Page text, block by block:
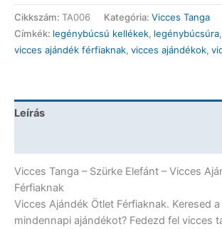
-
Szürke
Elefánt
-
Ötlet
Cikkszám: TA006 Kategória: Vicces Tanga
Címkék: legénybúcsú kellékek, legénybúcsúra,
vicces ajándék férfiaknak, vicces ajándékok,
Leírás
Vicces Tanga – Szürke Elefánt – Vicces
Férfiaknak
Vicces Ajándék Ötlet Férfiaknak. Keresed
mindennapi ajándékot? Fedezd fel vicces